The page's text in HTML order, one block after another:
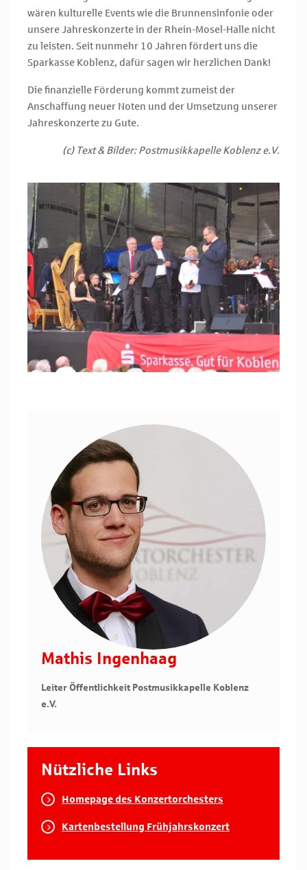
wären kulturelle Events wie die Brunnensinfonie oder
unsere Jahreskonzerte in der Rhein-Mosel-Halle nicht
zu leisten. Seit nunmehr 10 Jahren fördert uns die
Sparkasse Koblenz, dafür sagen wir herzlichen Dank!
Die finanzielle Förderung kommt zumeist der
Anschaffung neuer Noten und der Umsetzung unserer
Jahreskonzerte zu Gute.
(c) Text & Bilder: Postmusikkapelle Koblenz e.V.
Mathis Ingenhaag
Leiter Öffentlichkeit Postmusikkapelle Koblenz
e.V.
Nützliche Links
Homepage des Konzertorchesters
Kartenbestellung Frühjahrskonzert